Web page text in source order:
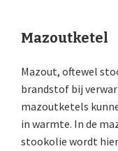
Mazoutketel
Mazout, oftewel
brandstof bij
mazoutketels
in warmte. In de
stookolie wordt